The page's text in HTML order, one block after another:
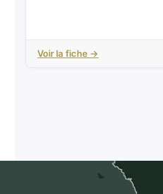
Voir la fiche →